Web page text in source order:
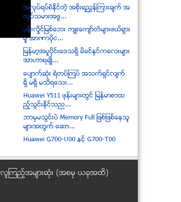
အလုပ္ရပ္စဲႏိုင္တဲ့ အစိုးရညႊန္ၾကားခ်က္ အ
လုပ္သမားအဖြ...
ပန္းလိႈင္ျမစ္ေဘး က်ဳးေက်ာ္တဲမ်ားဖယ္ရွား
မႈ အာဏာပိုင...
ျမန္မာ့အပူပိုင္းေဒသရွိ မိခင္ႏွင္ကေလးမ်ား
အာဟာရခ်ဳိ...
ေပ်ာက္ဆုံး ရဲတပ္ၾကပ္ အသက္ရွင္လ်က္
ရွိ မရွိ မသိရေသး...
Huawei Y511 ဖုန္းမ်ားတြင္ ျမန္မာစာထ
ည့္သြင္းနုိင္သည...
ဘာမွမသြင္းပဲ Memory Full ျဖစ္ျဖစ္ေနသူ
မ်ားအတြက္ ေဆာ...
Huawei G700-U00 ႏွင့္ G700-T00
ထုိင္းအစုိးရ ေထာက္ခံသူမ်ား ဆႏၵျပ
ျမန္မာျပည္အႏွံ႔ စက္ဘီးျဖင့္ အိ္ပ္ခ်္အိုင္ဗြီပ
လူၾကည့္အမ်ားဆုံး (အစမွ ယခုအထိ)